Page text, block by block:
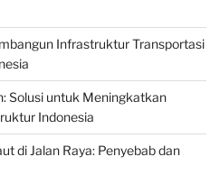
Infrastruktur Transportasi
Solusi untuk Meningkatkan
Indonesia
di Jalan Raya: Penyebab dan